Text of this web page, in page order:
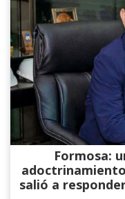
Formosa:
salió a